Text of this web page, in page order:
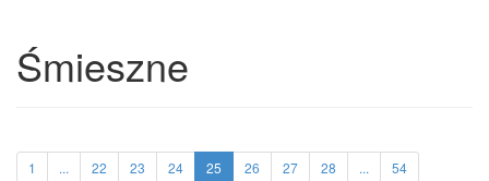
Śmieszne
1 ... 22 23 24 25 26 27 28 ... 54